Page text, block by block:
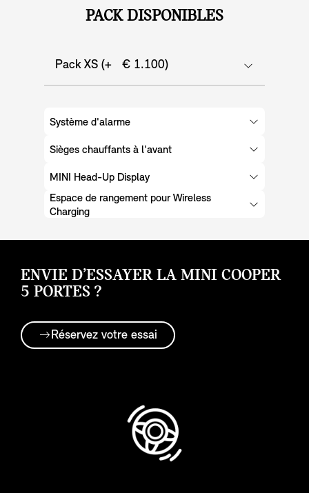
PACK DISPONIBLES
Pack XS (+ € 1.100)
Système d'alarme
Sièges chauffants à l'avant
MINI Head-Up Display
Espace de rangement pour Wireless
Charging
ENVIE D’ESSAYER LA MINI COOPER
5 PORTES ?
Réservez votre essai